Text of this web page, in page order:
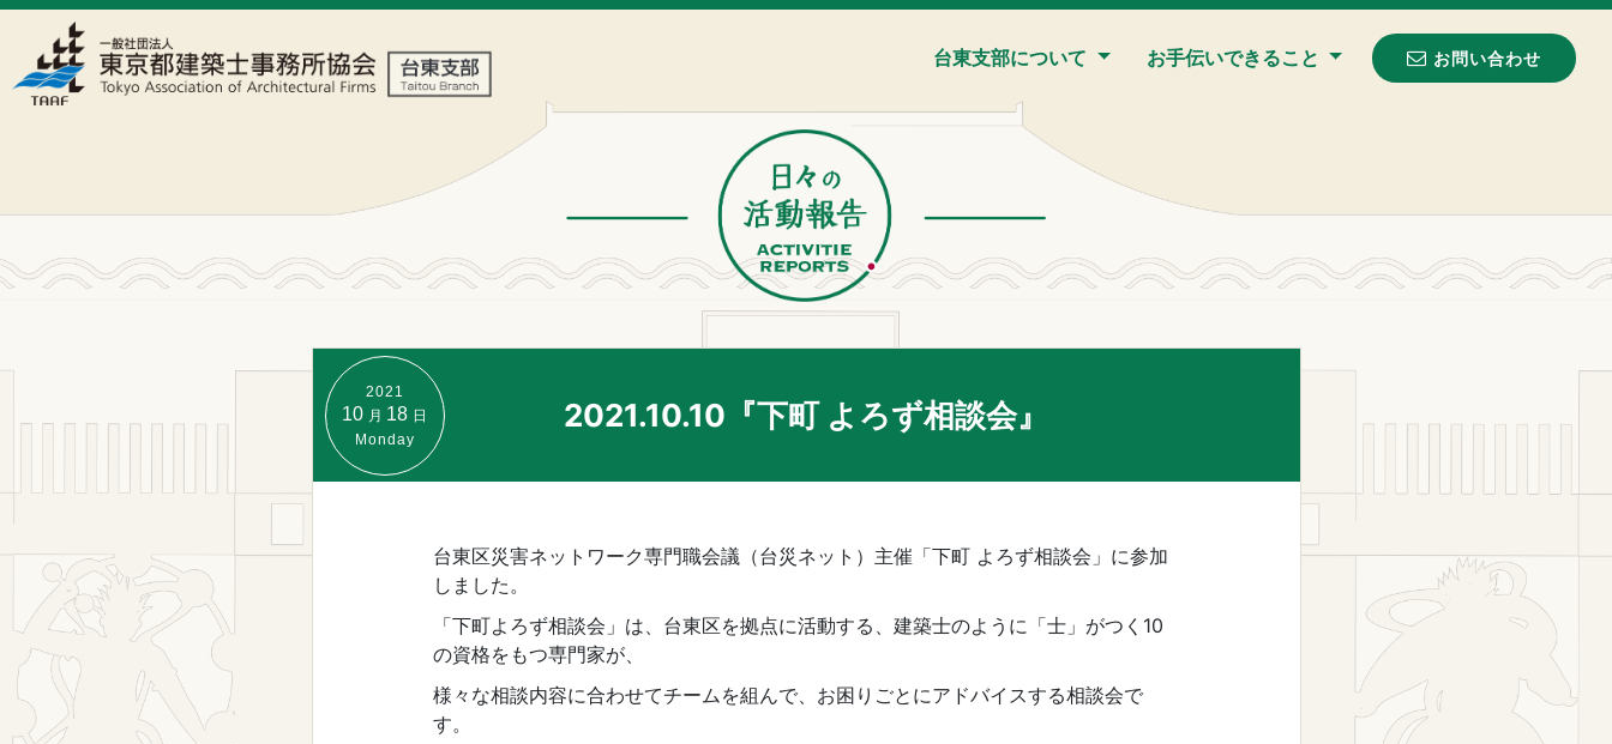
台東支部について お手伝いできること お問い合わせ
2021
10 月 18 日
Monday
2021.10.10『下町 よろず相談会』
台東区災害ネットワーク専門職会議（台災ネット）主催「下町 よろず相談会」に参加
しました。
「下町よろず相談会」は、台東区を拠点に活動する、建築士のように「士」がつく10
の資格をもつ専門家が、
様々な相談内容に合わせてチームを組んで、お困りごとにアドバイスする相談会で
す。